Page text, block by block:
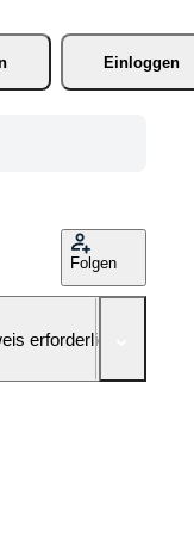
Einloggen
Folgen
erforderlich